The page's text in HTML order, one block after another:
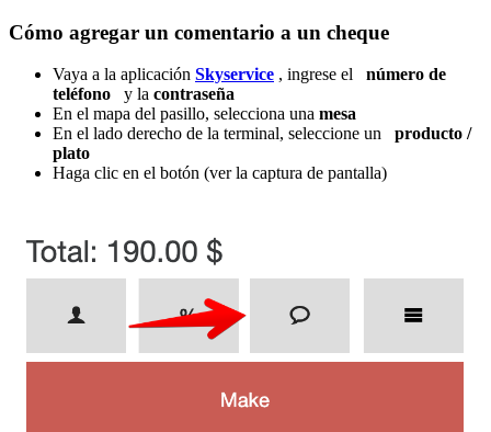
Cómo agregar un comentario a un cheque
Vaya a la aplicación Skyservice , ingrese el número de
teléfono y la contraseña
En el mapa del pasillo, selecciona una mesa
En el lado derecho de la terminal, seleccione un producto /
plato
Haga clic en el botón (ver la captura de pantalla)